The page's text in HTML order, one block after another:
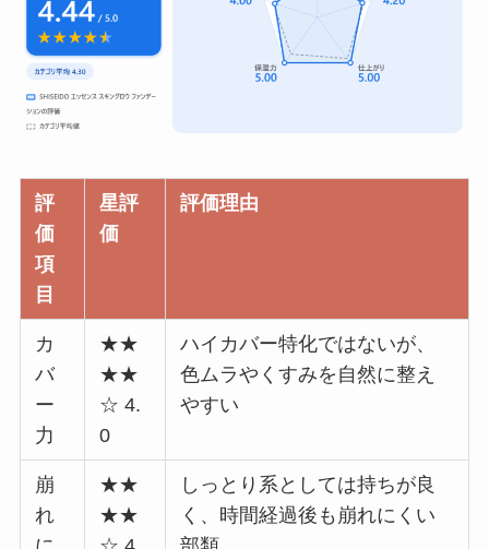
評
価
項
目
星評
価
評価理由
カ
バ
ー
力
★★
★★
☆ 4.
0
ハイカバー特化ではないが、
色ムラやくすみを自然に整え
やすい
崩
れ
★★
★★
しっとり系としては持ちが良
く、時間経過後も崩れにくい